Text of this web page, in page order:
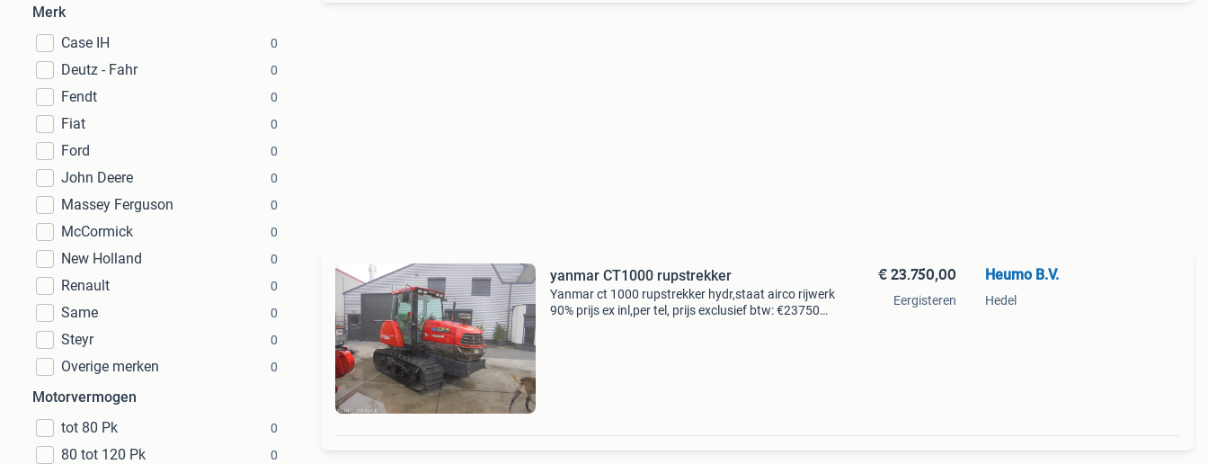
Merk
Case IH
0
Deutz - Fahr 0
Fendt 0
Fiat 0
Ford 0
John Deere 0
Massey Ferguson 0
McCormick 0
New Holland 0
Renault 0
Same 0
Steyr 0
Overige merken 0
Motorvermogen
tot 80 Pk
0
80 tot 120 Pk 0
yanmar CT1000 rupstrekker
Yanmar ct 1000 rupstrekker hydr,staat airco rijwerk
90% prijs ex inl,per tel, prijs exclusief btw: €23750
€ 23.750,00
Eergisteren
Heumo B.V.
Hedel